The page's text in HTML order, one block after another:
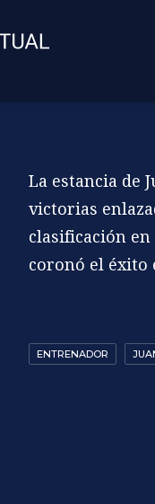
La estancia de
victorias
clasificación
coronó el éxito
ENTRENADOR